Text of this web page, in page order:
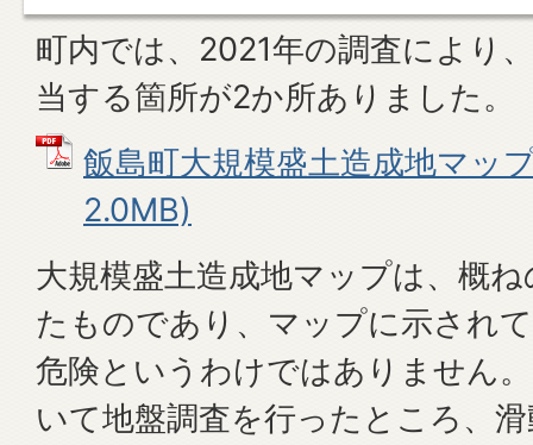
町内では、2021年の調査により
当する箇所が2か所ありました。
飯島町大規模盛土造成地マッ
2.0MB)
大規模盛土造成地マップは、概
たものであり、マップに示され
危険というわけではありません
いて地盤調査を行ったところ、